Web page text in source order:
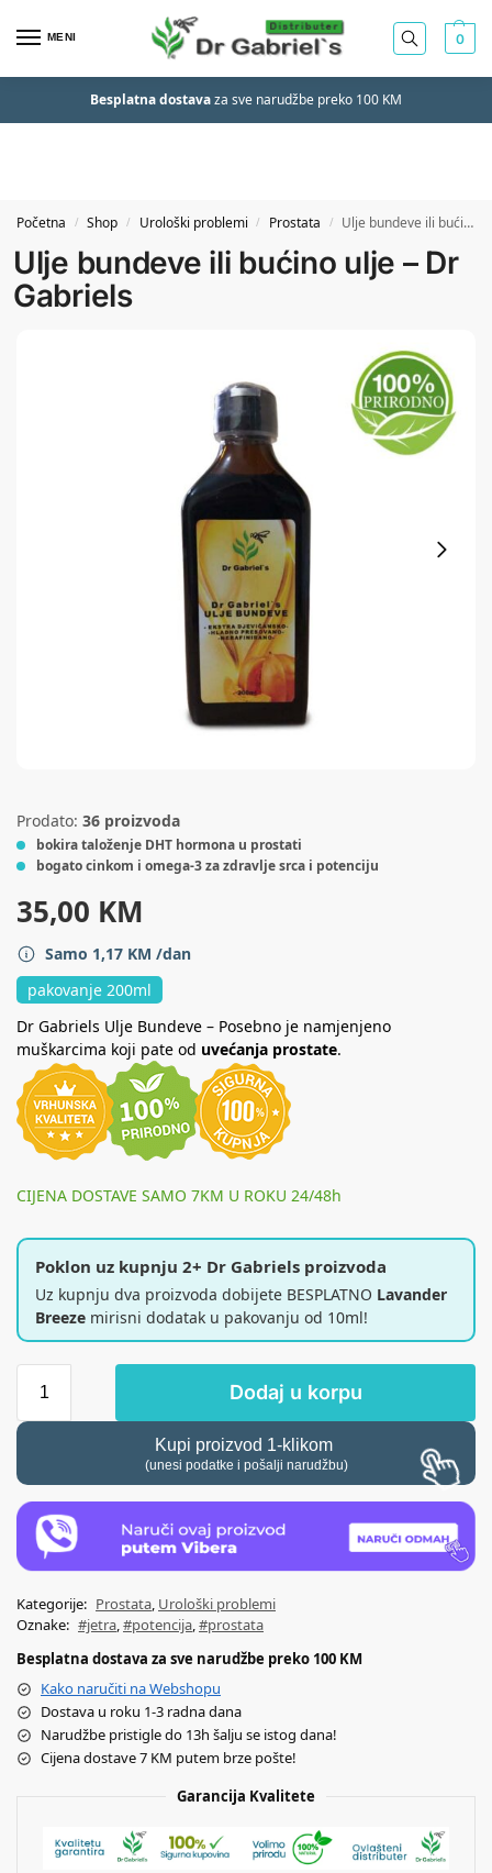
MENI 0
Besplatna dostavaza sve narudžbe preko 100 KM
Početna / Shop / Urološki problemi / Prostata / Ulje bundeve ili bućino ulje – Dr Gabriels
Ulje bundeve ili bućino ulje – Dr
Gabriels
Prodato: 36 proizvoda
bokira taloženje DHT hormona u prostati
bogato cinkom i omega-3 za zdravlje srca i potenciju
35,00 KM
Samo 1,17 KM /dan
pakovanje 200ml
Dr Gabriels Ulje Bundeve – Posebno je namjenjeno
muškarcima koji pate od uvećanja prostate.
CIJENA DOSTAVE SAMO 7KM U ROKU 24/48h
Poklon uz kupnju 2+ Dr Gabriels proizvoda
Uz kupnju dva proizvoda dobijete BESPLATNO Lavander
Breeze mirisni dodatak u pakovanju od 10ml!
Dodaj u korpu
Kupi proizvod 1-klikom
(unesi podatke i pošalji narudžbu)
Kategorije: Prostata, Urološki problemi
Oznake: #jetra,#potencija,#prostata
Besplatna dostava za sve narudžbe preko 100 KM
Kako naručiti na Webshopu
Dostava u roku 1-3 radna dana
Narudžbe pristigle do 13h šalju se istog dana!
Cijena dostave 7 KM putem brze pošte!
Garancija Kvalitete